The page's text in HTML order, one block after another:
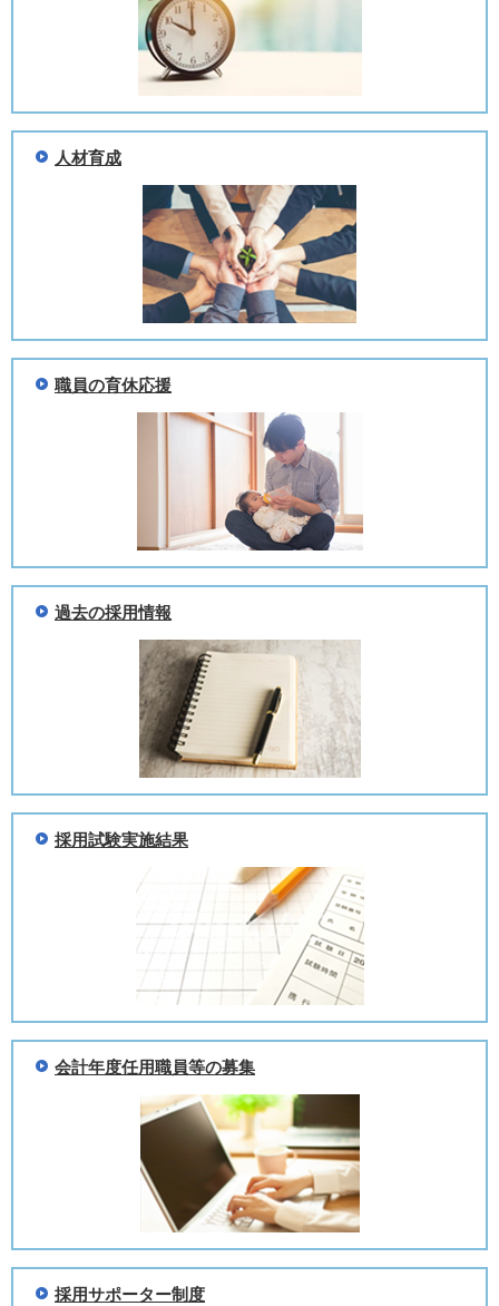
人材育成
職員の育休応援
過去の採用情報
採用試験実施結果
会計年度任用職員等の募集
採用サポーター制度